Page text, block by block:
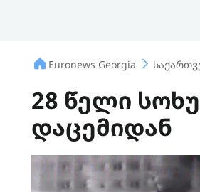
Euronews Georgia
28 წელი
დაცემიდან